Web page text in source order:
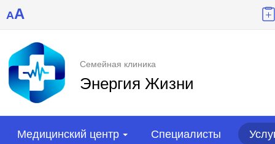
AA
Семейная клиника
Энергия Жизни
Медицинский центр Специалисты